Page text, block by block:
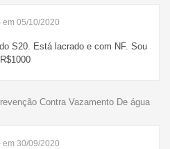
em 05/10/2020
S20. Está lacrado e com NF. Sou
Contra Vazamento De água
em 30/09/2020